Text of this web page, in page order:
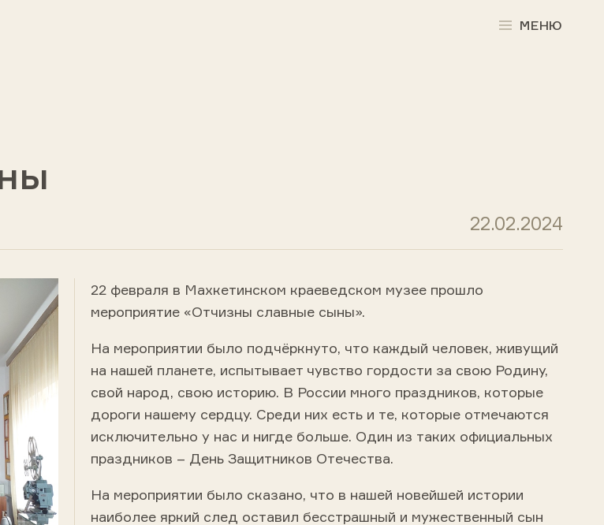
МЕНЮ
22.02.2024
22 февраля в Махкетинском краеведском музее прошло
мероприятие «Отчизны славные сыны».
На мероприятии было подчёркнуто, что каждый человек, живущий
на нашей планете, испытывает чувство гордости за свою Родину,
свой народ, свою историю. В России много праздников, которые
дороги нашему сердцу. Среди них есть и те, которые отмечаются
исключительно у нас и нигде больше. Один из таких официальных
праздников – День Защитников Отечества.
На мероприятии было сказано, что в нашей новейшей истории
наиболее яркий след оставил бесстрашный и мужественный сын